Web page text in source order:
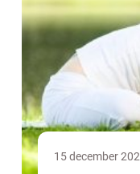
15 december